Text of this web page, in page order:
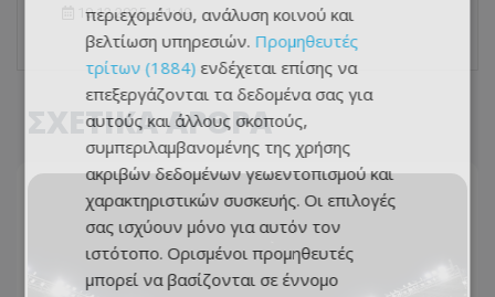
10.12.2025 - 11:49
ΣΧΕΤΙΚΑ ΑΡΘΡΑ
περιεχομένου, ανάλυση κοινού και
βελτίωση υπηρεσιών. Προμηθευτές
τρίτων (1884) ενδέχεται επίσης να
επεξεργάζονται τα δεδομένα σας για
αυτούς και άλλους σκοπούς,
συμπεριλαμβανομένης της χρήσης
ακριβών δεδομένων γεωεντοπισμού και
χαρακτηριστικών συσκευής. Οι επιλογές
σας ισχύουν μόνο για αυτόν τον
ιστότοπο. Ορισμένοι προμηθευτές
μπορεί να βασίζονται σε έννομο